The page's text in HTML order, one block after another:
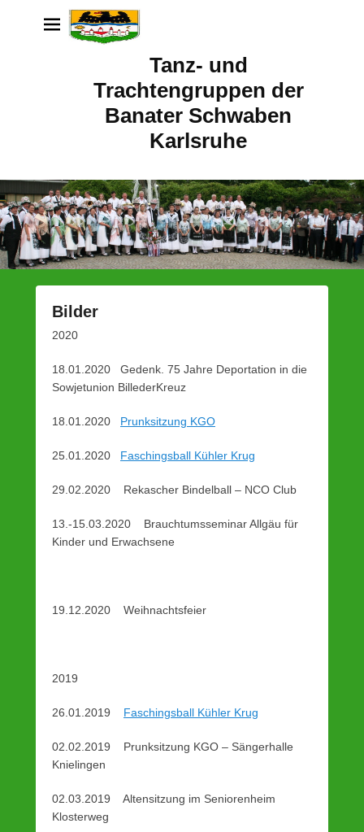
Tanz- und
Trachtengruppen der
Banater Schwaben
Karlsruhe
Bilder
P
s
t
d
n
2
N
o
m
2
1
b
y
e
b
2020
18.01.2020 Gedenk. 75 Jahre Deportation in die
Sowjetunion BillederKreuz
18.01.2020 Prunksitzung KGO
25.01.2020 Faschingsball Kühler Krug
29.02.2020 Rekascher Bindelball – NCO Club
13.-15.03.2020 Brauchtumsseminar Allgäu für
Kinder und Erwachsene
19.12.2020 Weihnachtsfeier
2019
26.01.2019 Faschingsball Kühler Krug
02.02.2019 Prunksitzung KGO – Sängerhalle
Knielingen
02.03.2019 Altensitzung im Seniorenheim
Klosterweg